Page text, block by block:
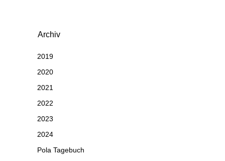
Archiv
2019
2020
2021
2022
2023
2024
Pola Tagebuch